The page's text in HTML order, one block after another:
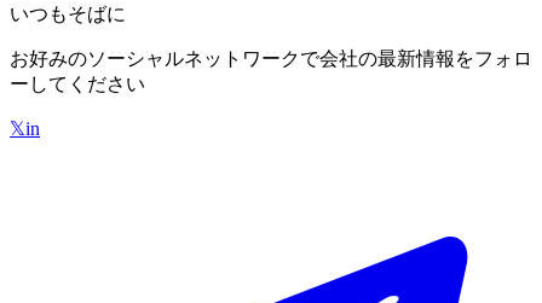
いつもそばに
お好みのソーシャルネットワークで会社の最新情報をフォロ
ーしてください
𝕏in